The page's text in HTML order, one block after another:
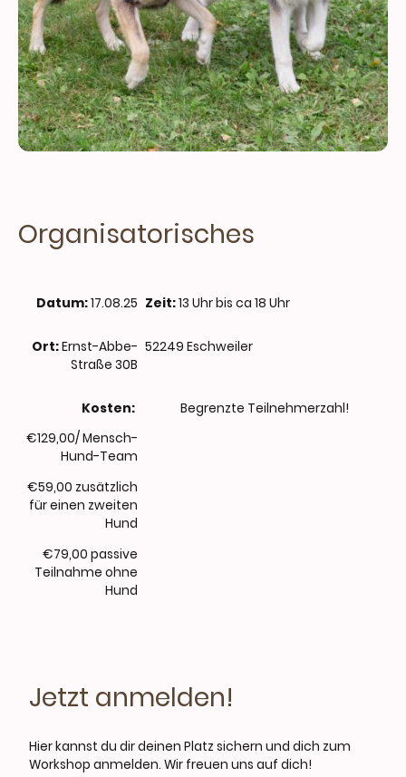
Organisatorisches
Datum:17.08.25 Zeit:13 Uhr bis ca 18 Uhr
Ort:Ernst-Abbe-
Straße 30B
52249 Eschweiler
Kosten:
€129,00/ Mensch-
Hund-Team
€59,00 zusätzlich
für einen zweiten
Hund
€79,00 passive
Teilnahme ohne
Hund
Begrenzte Teilnehmerzahl!
Jetzt anmelden!
Hier kannst du dir deinen Platz sichern und dich zum
Workshop anmelden. Wir freuen uns auf dich!